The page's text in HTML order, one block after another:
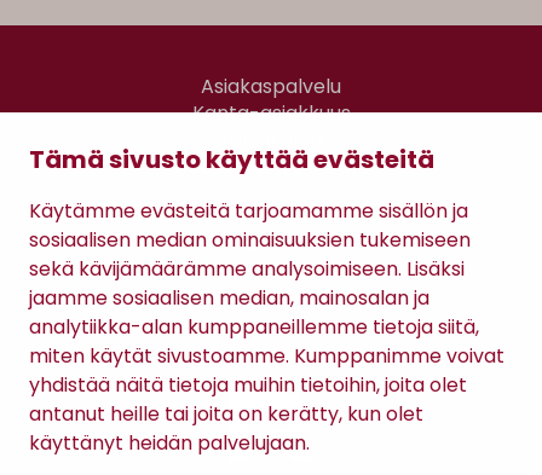
Tämä sivusto käyttää evästeitä
Käytämme evästeitä tarjoamamme sisällön ja
sosiaalisen median ominaisuuksien tukemiseen
sekä kävijämäärämme analysoimiseen. Lisäksi
jaamme sosiaalisen median, mainosalan ja
analytiikka-alan kumppaneillemme tietoja siitä,
miten käytät sivustoamme. Kumppanimme voivat
yhdistää näitä tietoja muihin tietoihin, joita olet
antanut heille tai joita on kerätty, kun olet
käyttänyt heidän palvelujaan.
Asiakaspalvelu
Kanta-asiakkuus
Gomee Ratsula Café
Sopimusehdot
Tietosuojaseloste
Maksutavat